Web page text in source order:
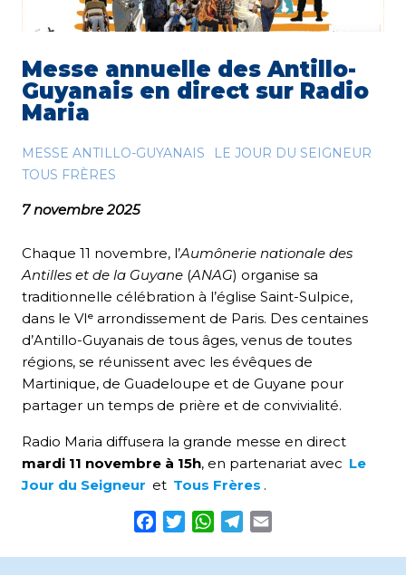
Messe annuelle des Antillo-
Guyanais en direct sur Radio
Maria
MESSE ANTILLO-GUYANAIS
LE JOUR DU SEIGNEUR
TOUS FRÈRES
7 novembre 2025
Chaque 11 novembre, l’Aumônerie nationale des
Antilles et de la Guyane (ANAG) organise sa
traditionnelle célébration à l’église Saint-Sulpice,
dans le VIᵉ arrondissement de Paris. Des centaines
d’Antillo-Guyanais de tous âges, venus de toutes
régions, se réunissent avec les évêques de
Martinique, de Guadeloupe et de Guyane pour
partager un temps de prière et de convivialité.
Radio Maria diffusera la grande messe en direct
mardi 11 novembre à 15h, en partenariat avec Le
Jour du Seigneur et Tous Frères .
Facebook
TwitterWhatsApp
Telegram